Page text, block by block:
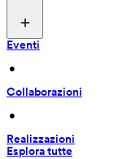
Eventi
•
Collaborazioni
•
Realizzazioni
Esplora tutte